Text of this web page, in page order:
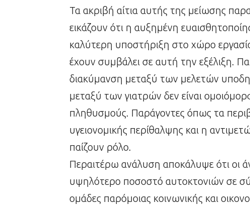
Τα ακριβή αίτια αυτής της μείωσης
εικάζουν ότι η αυξημένη
καλύτερη υποστήριξη στο χώρο
έχουν συμβάλει σε αυτή την εξέλιξη.
διακύμανση μεταξύ των μελετών
μεταξύ των γιατρών δεν είναι
πληθυσμούς. Παράγοντες όπως τα
υγειονομικής περίθαλψης και η
παίζουν ρόλο.
Περαιτέρω ανάλυση αποκάλυψε ότι οι
υψηλότερο ποσοστό αυτοκτονιών σε
ομάδες παρόμοιας κοινωνικής και